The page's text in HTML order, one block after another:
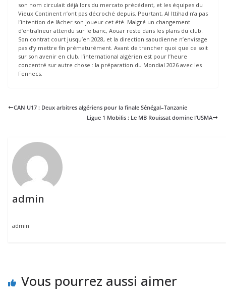
son nom circulait déjà lors du mercato précédent, et les équipes du
Vieux Continent n’ont pas décroché depuis. Pourtant, Al Ittihad n’a pas
l’intention de lâcher son joueur cet été. Malgré un changement
d’entraîneur attendu sur le banc, Aouar reste dans les plans du club.
Son contrat court jusqu’en 2028, et la direction saoudienne n’envisage
pas d’y mettre fin prématurément. Avant de trancher quoi que ce soit
sur son avenir en club, l’international algérien est pour l’heure
concentré sur autre chose : la préparation du Mondial 2026 avec les
Fennecs.
CAN U17 : Deux arbitres algériens pour la finale Sénégal–Tanzanie
Ligue 1 Mobilis : Le MB Rouissat domine l’USMA
admin
admin
Vous pourrez aussi aimer